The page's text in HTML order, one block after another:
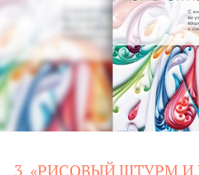
3. «РИСОВЫЙ ШТУРМ И